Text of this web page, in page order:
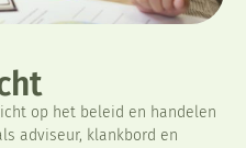
op het beleid en handelen
adviseur, klankbord en